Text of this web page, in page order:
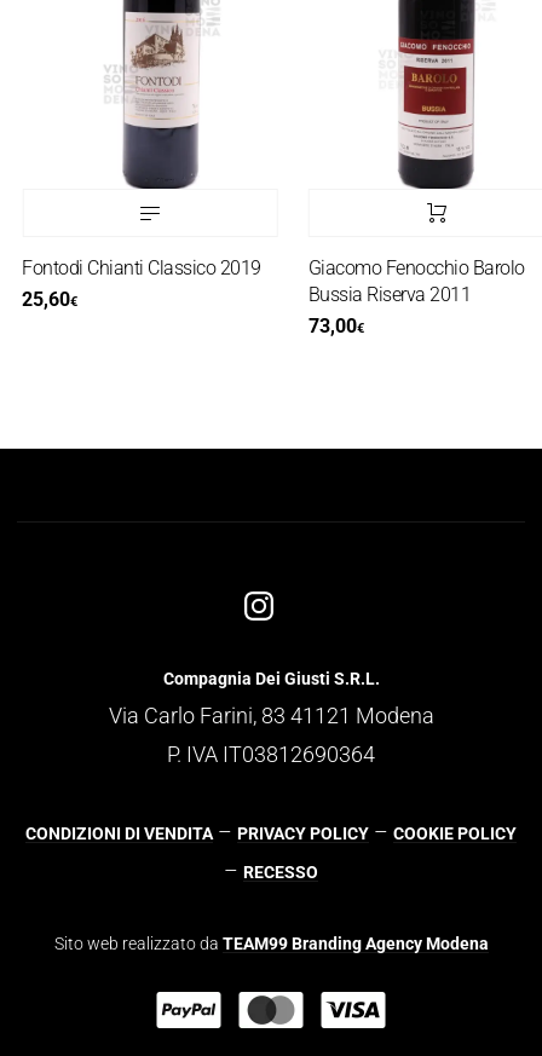
Fontodi Chianti Classico 2019
25,60€
Giacomo Fenocchio Barolo
Bussia Riserva 2011
73,00€
Compagnia Dei Giusti S.R.L.
Via Carlo Farini, 83 41121 Modena
P. IVA IT03812690364
CONDIZIONI DI VENDITA – PRIVACY POLICY – COOKIE POLICY
– RECESSO
Sito web realizzato da TEAM99 Branding Agency Modena